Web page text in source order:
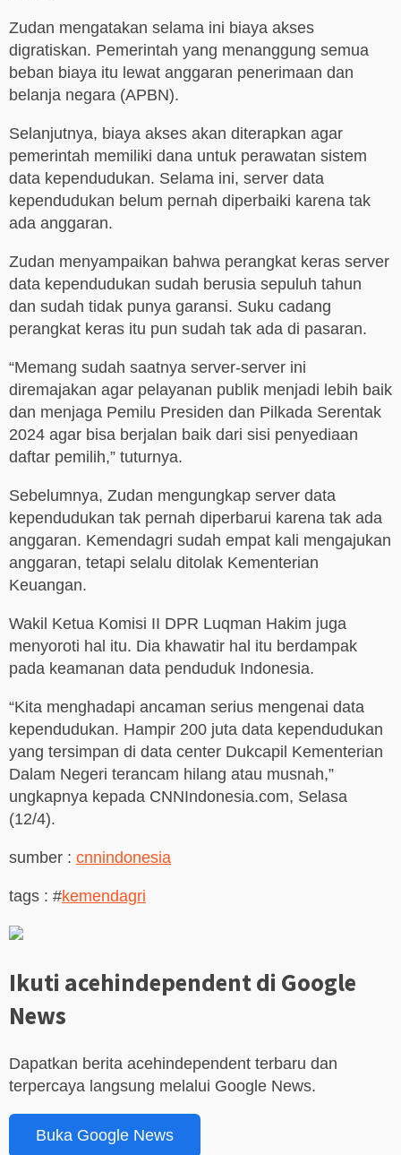
Zudan mengatakan selama ini biaya akses
digratiskan. Pemerintah yang menanggung semua
beban biaya itu lewat anggaran penerimaan dan
belanja negara (APBN).
Selanjutnya, biaya akses akan diterapkan agar
pemerintah memiliki dana untuk perawatan sistem
data kependudukan. Selama ini, server data
kependudukan belum pernah diperbaiki karena tak
ada anggaran.
Zudan menyampaikan bahwa perangkat keras server
data kependudukan sudah berusia sepuluh tahun
dan sudah tidak punya garansi. Suku cadang
perangkat keras itu pun sudah tak ada di pasaran.
“Memang sudah saatnya server-server ini
diremajakan agar pelayanan publik menjadi lebih baik
dan menjaga Pemilu Presiden dan Pilkada Serentak
2024 agar bisa berjalan baik dari sisi penyediaan
daftar pemilih,” tuturnya.
Sebelumnya, Zudan mengungkap server data
kependudukan tak pernah diperbarui karena tak ada
anggaran. Kemendagri sudah empat kali mengajukan
anggaran, tetapi selalu ditolak Kementerian
Keuangan.
Wakil Ketua Komisi II DPR Luqman Hakim juga
menyoroti hal itu. Dia khawatir hal itu berdampak
pada keamanan data penduduk Indonesia.
“Kita menghadapi ancaman serius mengenai data
kependudukan. Hampir 200 juta data kependudukan
yang tersimpan di data center Dukcapil Kementerian
Dalam Negeri terancam hilang atau musnah,”
ungkapnya kepada CNNIndonesia.com, Selasa
(12/4).
sumber : cnnindonesia
tags : #kemendagri
Ikuti acehindependent di Google
News
Dapatkan berita acehindependent terbaru dan
terpercaya langsung melalui Google News.
Buka Google News